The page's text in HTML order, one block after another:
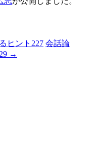
ヒント227 会話論
→